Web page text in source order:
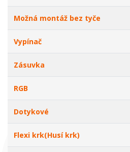
Možná montáž bez tyče
Vypínač
Zásuvka
RGB
Dotykové
Flexi krk(Husí krk)